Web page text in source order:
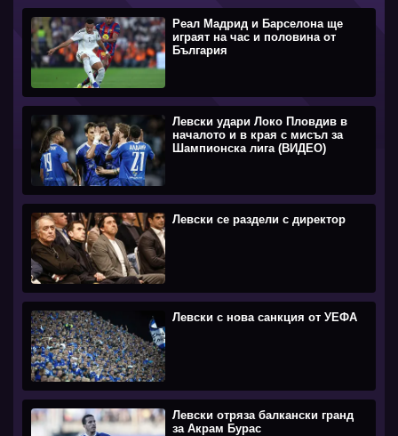
Реал Мадрид и Барселона ще
играят на час и половина от
България
Левски удари Локо Пловдив в
началото и в края с мисъл за
Шампионска лига (ВИДЕО)
Левски се раздели с директор
Левски с нова санкция от УЕФА
Левски отряза балкански гранд
за Акрам Бурас